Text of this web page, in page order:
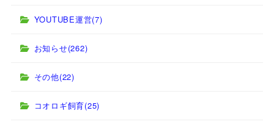
YOUTUBE運営(7)
お知らせ(262)
その他(22)
コオロギ飼育(25)